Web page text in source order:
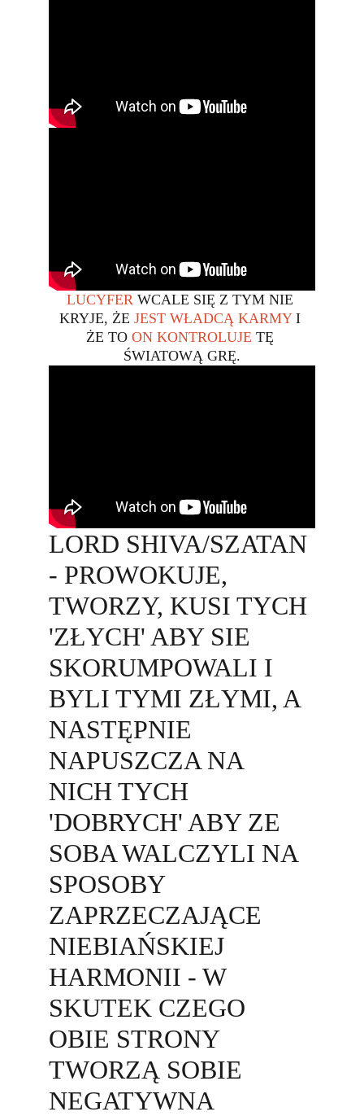
LUCYFER WCALE SIĘ Z TYM NIE
KRYJE, ŻE JEST WŁADCĄ KARMY I
ŻE TO ON KONTROLUJE TĘ
ŚWIATOWĄ GRĘ.
LORD SHIVA/SZATAN
- PROWOKUJE,
TWORZY, KUSI TYCH
'ZŁYCH' ABY SIE
SKORUMPOWALI I
BYLI TYMI ZŁYMI, A
NASTĘPNIE
NAPUSZCZA NA
NICH TYCH
'DOBRYCH' ABY ZE
SOBA WALCZYLI NA
SPOSOBY
ZAPRZECZAJĄCE
NIEBIAŃSKIEJ
HARMONII - W
SKUTEK CZEGO
OBIE STRONY
TWORZĄ SOBIE
NEGATYWNA